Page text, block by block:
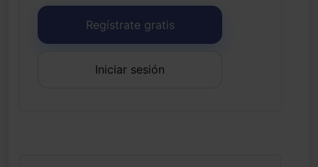
Regístrate gratis
Iniciar sesión